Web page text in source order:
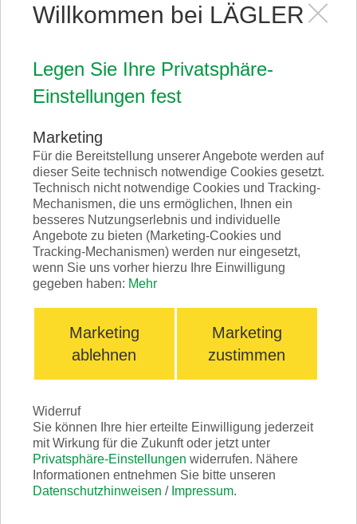
Español
Français
Willkommen bei LÄGLER
Legen Sie Ihre Privatsphäre-
Einstellungen fest
Marketing
Für die Bereitstellung unserer Angebote werden auf
dieser Seite technisch notwendige Cookies gesetzt.
Technisch nicht notwendige Cookies und Tracking-
Mechanismen, die uns ermöglichen, Ihnen ein
besseres Nutzungserlebnis und individuelle
Angebote zu bieten (Marketing-Cookies und
Tracking-Mechanismen) werden nur eingesetzt,
wenn Sie uns vorher hierzu Ihre Einwilligung
gegeben haben: Mehr
Marketing
ablehnen
Marketing
zustimmen
Widerruf
Sie können Ihre hier erteilte Einwilligung jederzeit
mit Wirkung für die Zukunft oder jetzt unter
Privatsphäre-Einstellungen widerrufen. Nähere
Informationen entnehmen Sie bitte unseren
Datenschutzhinweisen / Impressum.